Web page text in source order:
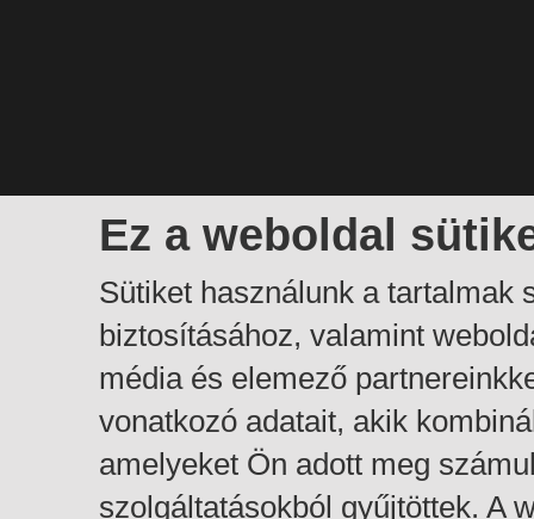
Ez a weboldal
Sütiket használunk a tartalmak
biztosításához, valamint
média és elemező
vonatkozó adatait, akik
amelyeket Ön adott meg
szolgáltatásokból gyűjtöttek. A